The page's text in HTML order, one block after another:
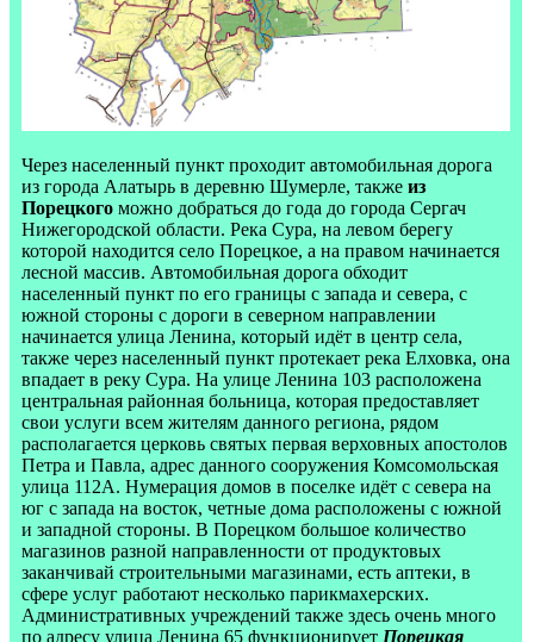
Через населенный пункт проходит автомобильная дорога
из города Алатырь в деревню Шумерле, также из
Порецкого можно добраться до года до города Сергач
Нижегородской области. Река Сура, на левом берегу
которой находится село Порецкое, а на правом начинается
лесной массив. Автомобильная дорога обходит
населенный пункт по его границы с запада и севера, с
южной стороны с дороги в северном направлении
начинается улица Ленина, который идёт в центр села,
также через населенный пункт протекает река Елховка, она
впадает в реку Сура. На улице Ленина 103 расположена
центральная районная больница, которая предоставляет
свои услуги всем жителям данного региона, рядом
располагается церковь святых первая верховных апостолов
Петра и Павла, адрес данного сооружения Комсомольская
улица 112A. Нумерация домов в поселке идёт с севера на
юг с запада на восток, четные дома расположены с южной
и западной стороны. В Порецком большое количество
магазинов разной направленности от продуктовых
заканчивай строительными магазинами, есть аптеки, в
сфере услуг работают несколько парикмахерских.
Административных учреждений также здесь очень много
по адресу улица Ленина 65 функционирует Порецкая